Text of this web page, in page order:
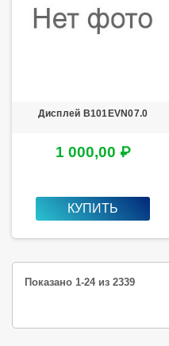
Дисплей B101EVN07.0
1 000,00 ₽
КУПИТЬ
Показано 1-24 из 2339